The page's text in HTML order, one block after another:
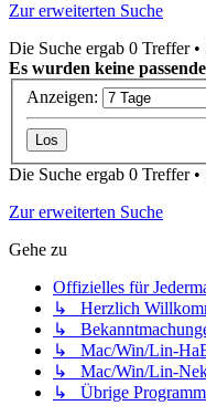
Zur erweiterten Suche
Die Suche ergab 0 Treffer •
Es wurden keine
Anzeigen:
Die Suche ergab 0 Treffer •
Zur erweiterten Suche
Gehe zu
Offizielles für
↳ Herzlich
↳
↳ Mac/Win/Lin-
↳ Mac/Win/Lin-
↳ Übrige